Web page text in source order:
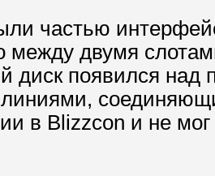
частью
между двумя
диск появился
в Blizzcon и не